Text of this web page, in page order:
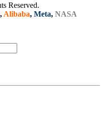
Reserved.
, Alibaba, Meta, NASA